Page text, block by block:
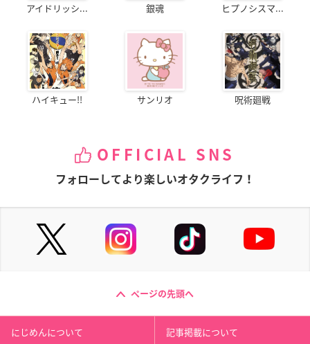
アイドリッシ... 銀魂 ヒプノシスマ...
ハイキュー!! サンリオ 呪術廻戦
OFFICIAL SNS
フォローしてより楽しいオタクライフ！
ページの先頭へ
にじめんについて 記事掲載について